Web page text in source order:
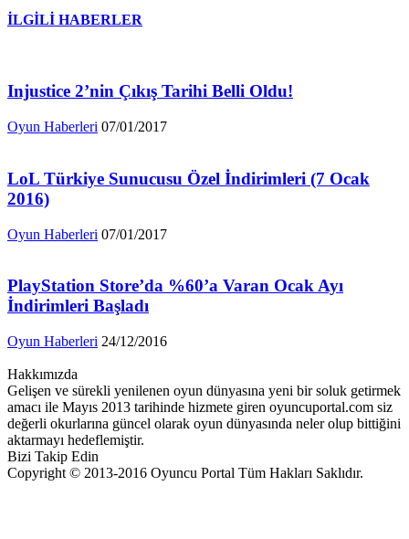
İLGİLİ HABERLER
Injustice 2’nin Çıkış Tarihi Belli Oldu!
Oyun Haberleri 07/01/2017
LoL Türkiye Sunucusu Özel İndirimleri (7 Ocak
2016)
Oyun Haberleri 07/01/2017
PlayStation Store’da %60’a Varan Ocak Ayı
İndirimleri Başladı
Oyun Haberleri 24/12/2016
Hakkımızda
Gelişen ve sürekli yenilenen oyun dünyasına yeni bir soluk getirmek
amacı ile Mayıs 2013 tarihinde hizmete giren oyuncuportal.com siz
değerli okurlarına güncel olarak oyun dünyasında neler olup bittiğini
aktarmayı hedeflemiştir.
Bizi Takip Edin
Copyright © 2013-2016 Oyuncu Portal Tüm Hakları Saklıdır.